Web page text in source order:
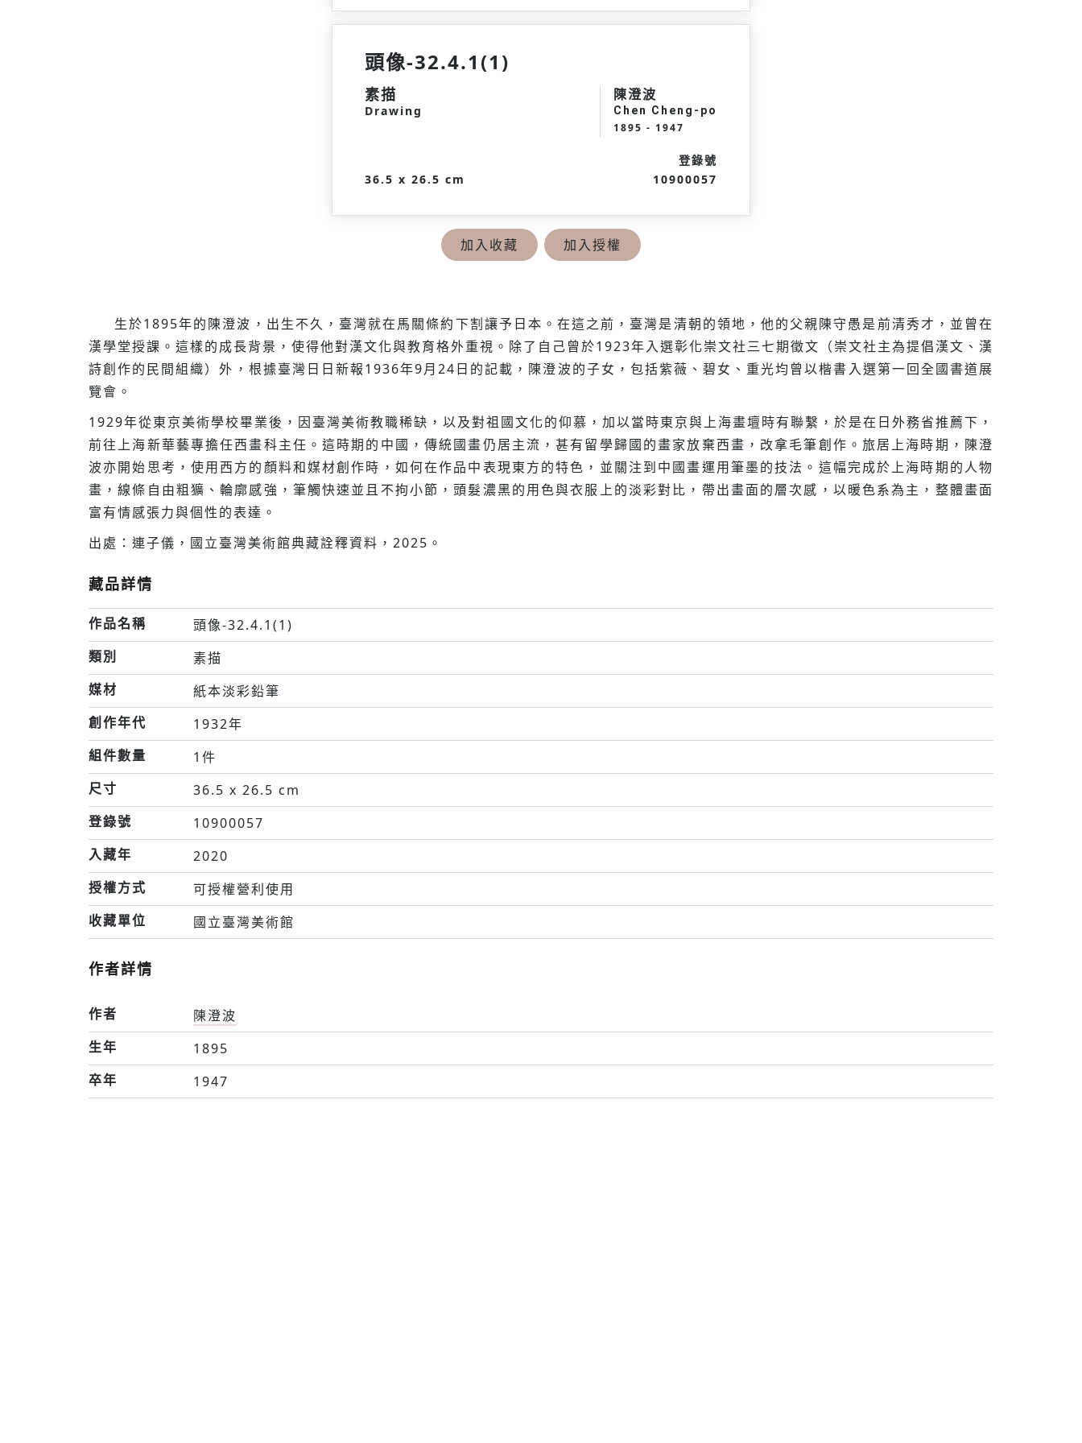
頭像-32.4.1(1)
素描
Drawing
陳澄波
Chen Cheng-po
1895 - 1947
36.5 x 26.5 cm
登錄號
10900057
加入收藏 加入授權
生於1895年的陳澄波，出生不久，臺灣就在馬關條約下割讓予日本。在這之前，臺灣是清朝的領地，他的父親陳守愚是前清秀才，並曾在
漢學堂授課。這樣的成長背景，使得他對漢文化與教育格外重視。除了自己曾於1923年入選彰化崇文社三七期徵文（崇文社主為提倡漢文、漢
詩創作的民間組織）外，根據臺灣日日新報1936年9月24日的記載，陳澄波的子女，包括紫薇、碧女、重光均曾以楷書入選第一回全國書道展
覽會。
1929年從東京美術學校畢業後，因臺灣美術教職稀缺，以及對祖國文化的仰慕，加以當時東京與上海畫壇時有聯繫，於是在日外務省推薦下，
前往上海新華藝專擔任西畫科主任。這時期的中國，傳統國畫仍居主流，甚有留學歸國的畫家放棄西畫，改拿毛筆創作。旅居上海時期，陳澄
波亦開始思考，使用西方的顏料和媒材創作時，如何在作品中表現東方的特色，並關注到中國畫運用筆墨的技法。這幅完成於上海時期的人物
畫，線條自由粗獷、輪廓感強，筆觸快速並且不拘小節，頭髮濃黑的用色與衣服上的淡彩對比，帶出畫面的層次感，以暖色系為主，整體畫面
富有情感張力與個性的表達。
出處：連子儀，國立臺灣美術館典藏詮釋資料，2025。
藏品詳情
作品名稱
頭像-32.4.1(1)
類別
素描
媒材
紙本淡彩鉛筆
創作年代
1932年
組件數量
1件
尺寸
36.5 x 26.5 cm
登錄號
10900057
入藏年
2020
授權方式
可授權營利使用
收藏單位
國立臺灣美術館
作者詳情
作者
陳澄波
生年
1895
卒年
1947